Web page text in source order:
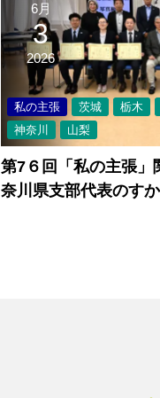
6月
3
2026
私の主張 茨城 栃木
神奈川
山梨
第7６回「私の主張」
奈川県支部代表のす